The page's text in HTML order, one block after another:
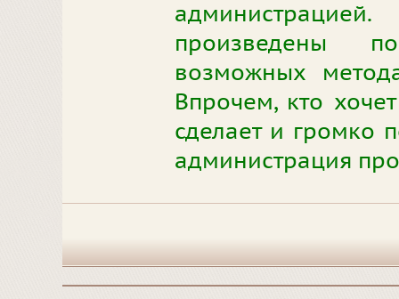
произведены
возможных
Впрочем, кто
сделает и громко
администрация